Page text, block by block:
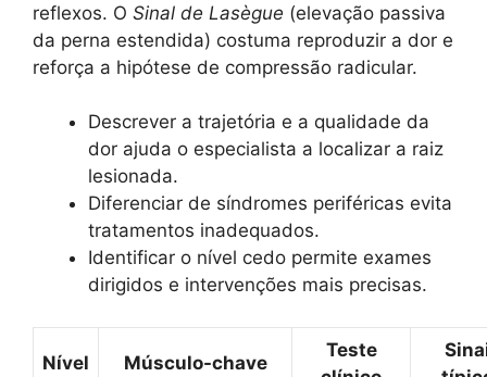
reflexos. O Sinal de Lasègue (elevação passiva
da perna estendida) costuma reproduzir a dor e
reforça a hipótese de compressão radicular.
Descrever a trajetória e a qualidade da
dor ajuda o especialista a localizar a raiz
lesionada.
Diferenciar de síndromes periféricas evita
tratamentos inadequados.
Identificar o nível cedo permite exames
dirigidos e intervenções mais precisas.
Nível Músculo-chave
Teste